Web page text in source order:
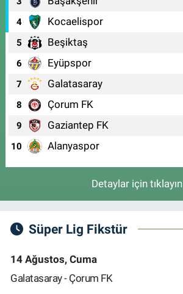
4 Kocaelispor
5 Beşiktaş
6 Eyüpspor
7 Galatasaray
8 Çorum FK
9 Gaziantep FK
10 Alanyaspor
Detaylar için tıklayın
Süper Lig Fikstür
14 Ağustos, Cuma
Galatasaray - Çorum FK